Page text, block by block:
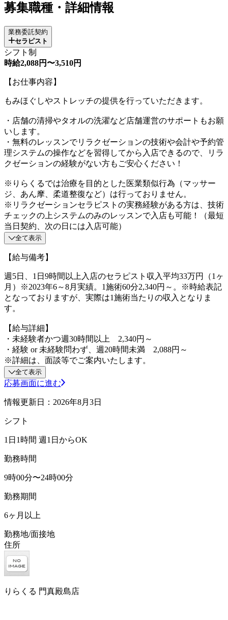
募集職種・詳細情報
業務委託契約
セラピスト
シフト制
時給2,088円〜3,510円
【お仕事内容】
もみほぐしやストレッチの提供を行っていただきます。
・店舗の清掃やタオルの洗濯など店舗運営のサポートもお願
いします。
・無料のレッスンでリラクゼーションの技術や会計や予約管
理システムの操作などを習得してから入店できるので、リラ
クゼーションの経験がない方もご安心ください！
※りらくるでは治療を目的とした医業類似行為（マッサー
ジ、あん摩、柔道整復など）は行っておりません。
※リラクゼーションセラピストの実務経験がある方は、技術
チェックの上システムのみのレッスンで入店も可能！（最短
当日契約、次の日には入店可能）
全て表示
【給与備考】
週5日、1日9時間以上入店のセラピスト収入平均33万円（1ヶ
月）※2023年6～8月実績。1施術60分2,340円～。※時給表記
となっておりますが、実際は1施術当たりの収入となりま
す。
【給与詳細】
・未経験者かつ週30時間以上 2,340円～
・経験 or 未経験問わず、週20時間未満 2,088円～
※詳細は、面談等でご案内いたします。
全て表示
応募画面に進む
情報更新日：2026年8月3日
シフト
1日1時間 週1日からOK
勤務時間
9時00分〜24時00分
勤務期間
6ヶ月以上
勤務地/面接地
住所
りらくる 門真殿島店